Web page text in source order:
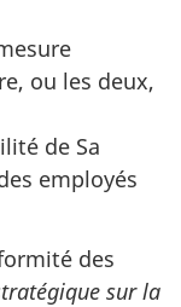
ou les deux,
de Sa
employés
des
sur la